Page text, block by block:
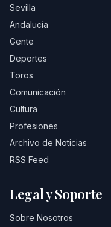
Sevilla
Andalucía
Gente
Deportes
Toros
Comunicación
Cultura
Profesiones
Archivo de Noticias
RSS Feed
Legal y Soporte
Sobre Nosotros